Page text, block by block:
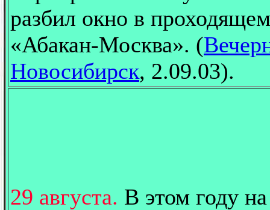
разбил окно в
«Абакан-Москва». (
Новосибирск, 2.09.03).
29 августа. В этом году